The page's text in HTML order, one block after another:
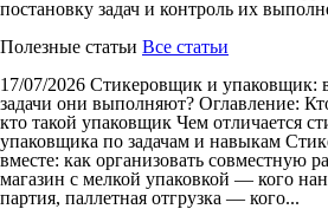
постановку задач и контроль их
Полезные статьи Все статьи
17/07/2026 Стикеровщик и упаковщик:
задачи они выполняют? Оглавление:
кто такой упаковщик Чем отличается
упаковщика по задачам и навыкам
вместе: как организовать совместную
магазин с мелкой упаковкой — кого
партия, паллетная отгрузка — кого...